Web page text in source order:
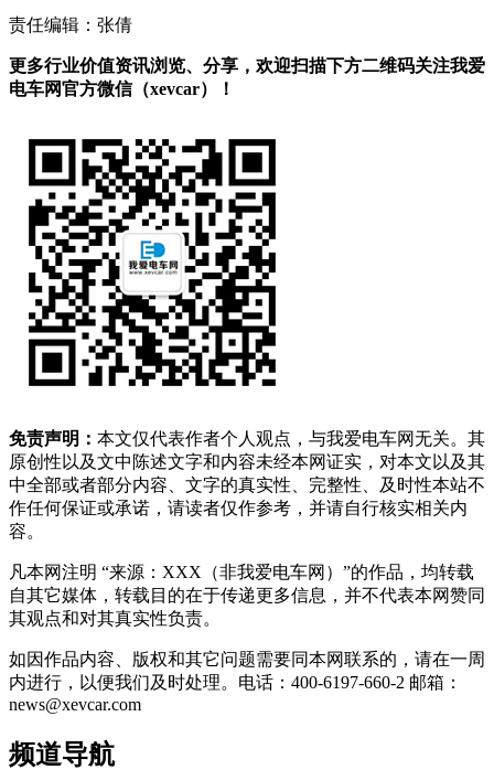
责任编辑：张倩
更多行业价值资讯浏览、分享，欢迎扫描下方二维码关注我爱
电车网官方微信（xevcar）！
免责声明： 本文仅代表作者个人观点，与我爱电车网无关。其
原创性以及文中陈述文字和内容未经本网证实，对本文以及其
中全部或者部分内容、文字的真实性、完整性、及时性本站不
作任何保证或承诺，请读者仅作参考，并请自行核实相关内
容。
凡本网注明 “来源：XXX（非我爱电车网）”的作品，均转载
自其它媒体，转载目的在于传递更多信息，并不代表本网赞同
其观点和对其真实性负责。
如因作品内容、版权和其它问题需要同本网联系的，请在一周
内进行，以便我们及时处理。电话：400-6197-660-2 邮箱：
news@xevcar.com
频道导航